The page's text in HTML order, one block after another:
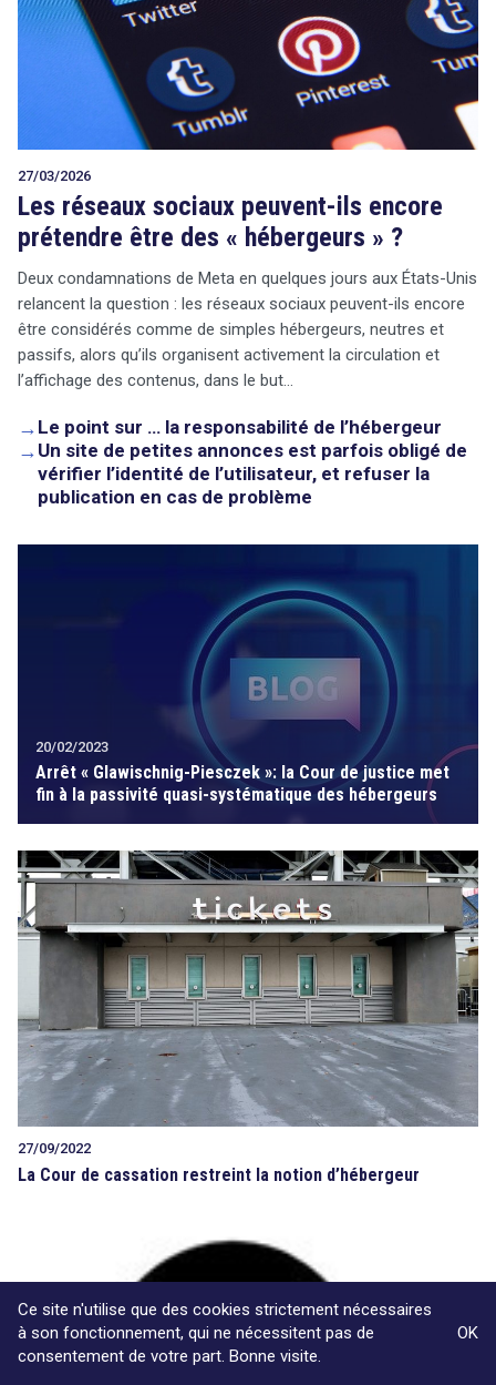
27/03/2026
Les réseaux sociaux peuvent-ils encore
prétendre être des « hébergeurs » ?
Deux condamnations de Meta en quelques jours aux États-Unis
relancent la question : les réseaux sociaux peuvent-ils encore
être considérés comme de simples hébergeurs, neutres et
passifs, alors qu’ils organisent activement la circulation et
l’affichage des contenus, dans le but…
→ Le point sur … la responsabilité de l’hébergeur
→ Un site de petites annonces est parfois obligé de
vérifier l’identité de l’utilisateur, et refuser la
publication en cas de problème
20/02/2023
Arrêt « Glawischnig-Piesczek »: la Cour de justice met
fin à la passivité quasi-systématique des hébergeurs
27/09/2022
La Cour de cassation restreint la notion d’hébergeur
Ce site n'utilise que des cookies strictement nécessaires
à son fonctionnement, qui ne nécessitent pas de
consentement de votre part. Bonne visite.
OK